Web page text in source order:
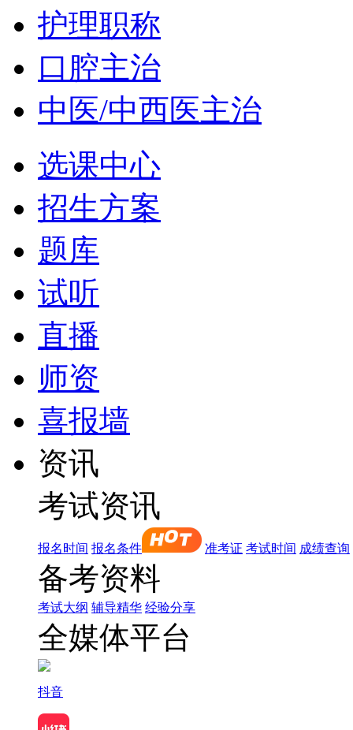
护理职称
口腔主治
中医/中西医主治
选课中心
招生方案
题库
试听
直播
师资
喜报墙
资讯
考试资讯
报名时间 报名条件 准考证 考试时间 成绩查询
备考资料
考试大纲 辅导精华 经验分享
全媒体平台
抖音